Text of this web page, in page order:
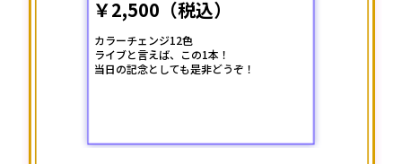
￥2,500（税込）
カラーチェンジ12色
ライブと言えば、この1本！
当日の記念としても是非どうぞ！